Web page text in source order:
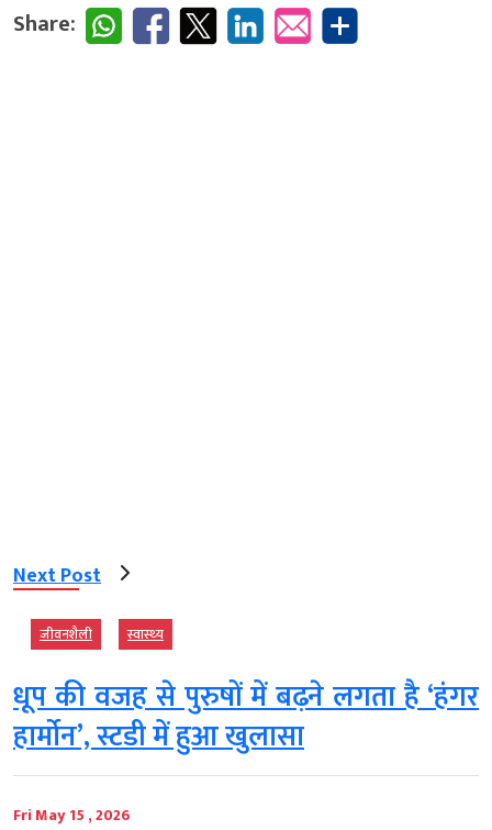
Share:
Next Post
जीवनशैली स्‍वास्‍थ्‍य
धूप की वजह से पुरुषों में बढ़ने लगता है ‘हंगर
हार्मोन’, स्टडी में हुआ खुलासा
Fri May 15 , 2026